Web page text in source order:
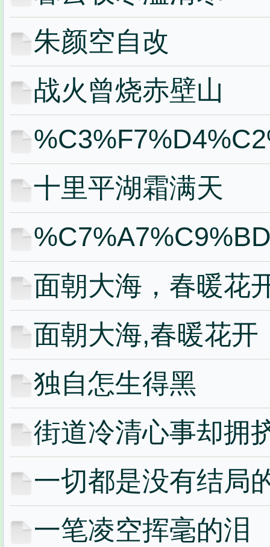
朱颜空自改
战火曾烧赤壁山
十里平湖霜满天
面朝大海，春暖花
面朝大海,春暖花开
独自怎生得黑
街道冷清心事却
一切都是没有结局
一笔凌空挥毫的泪